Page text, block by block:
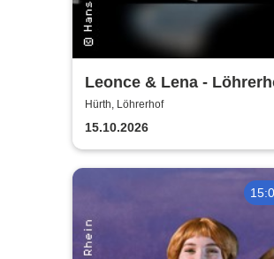
Leonce & Lena -
Hürth
Hürth, Löhrerhof
15.10.2026